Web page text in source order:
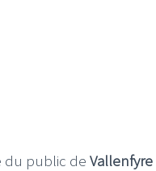
du public de Vallenfyre